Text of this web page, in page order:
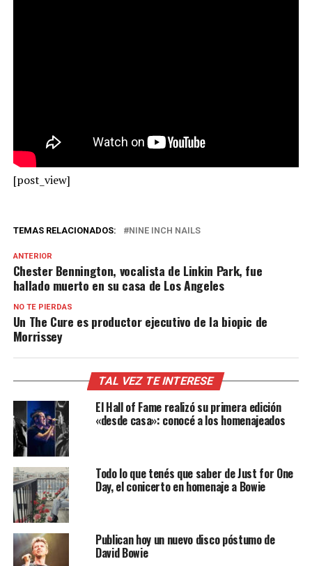
[post_view]
TEMAS RELACIONADOS: NINE INCH NAILS
ANTERIOR
Chester Bennington, vocalista de Linkin Park, fue
hallado muerto en su casa de Los Angeles
NO TE PIERDAS
Un The Cure es productor ejecutivo de la biopic de
Morrissey
TAL VEZ TE INTERESE
El Hall of Fame realizó su primera edición
«desde casa»: conocé a los homenajeados
Todo lo que tenés que saber de Just for One
Day, el conicerto en homenaje a Bowie
Publican hoy un nuevo disco póstumo de
David Bowie